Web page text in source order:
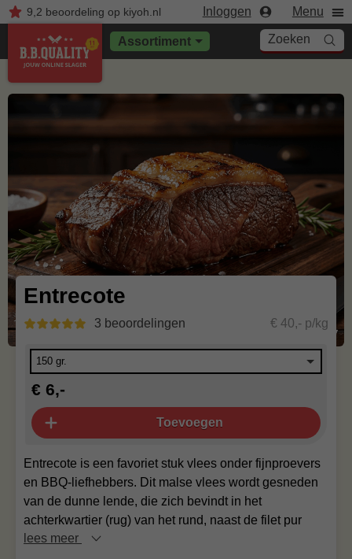
9,2 beoordelingop kiyoh.nl Inloggen Menu
Assortiment Zoeken
Entrecote
3 beoordelingen € 40,- p/kg
Entrecote is een favoriet stuk vlees onder fijnproevers
en BBQ-liefhebbers. Dit malse vlees wordt gesneden
van de dunne lende, die zich bevindt in het
achterkwartier (rug) van het rund, naast de filet pur
lees meer
€ 6,-
Toevoegen